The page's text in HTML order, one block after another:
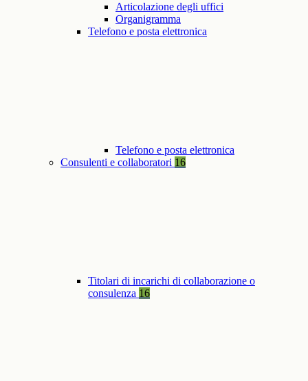
Articolazione degli uffici
Organigramma
Telefono e posta elettronica
Telefono e posta elettronica
Consulenti e collaboratori 16
Titolari di incarichi di collaborazione o
consulenza 16